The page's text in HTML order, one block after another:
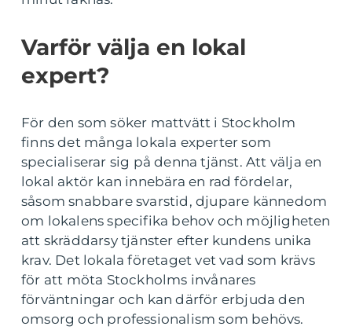
Varför välja en lokal
expert?
För den som söker mattvätt i Stockholm
finns det många lokala experter som
specialiserar sig på denna tjänst. Att välja en
lokal aktör kan innebära en rad fördelar,
såsom snabbare svarstid, djupare kännedom
om lokalens specifika behov och möjligheten
att skräddarsy tjänster efter kundens unika
krav. Det lokala företaget vet vad som krävs
för att möta Stockholms invånares
förväntningar och kan därför erbjuda den
omsorg och professionalism som behövs.